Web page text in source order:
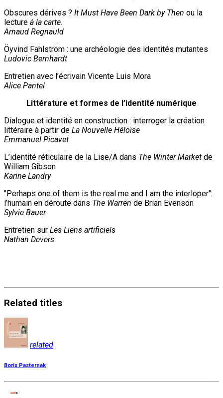
Obscures dérives ? It Must Have Been Dark by Then ou la
lecture à la carte.
Arnaud Regnauld
Öyvind Fahlström : une archéologie des identités mutantes
Ludovic Bernhardt
Entretien avec l’écrivain Vicente Luis Mora
Alice Pantel
Littérature et formes de l’identité numérique
Dialogue et identité en construction : interroger la création
littéraire à partir de La Nouvelle Héloïse
Emmanuel Picavet
L’identité réticulaire de la Lise/A dans The Winter Market de
William Gibson
Karine Landry
"Perhaps one of them is the real me and I am the interloper":
l’humain en déroute dans The Warren de Brian Evenson
Sylvie Bauer
Entretien sur Les Liens artificiels
Nathan Devers
Related titles
related
Boris Pasternak